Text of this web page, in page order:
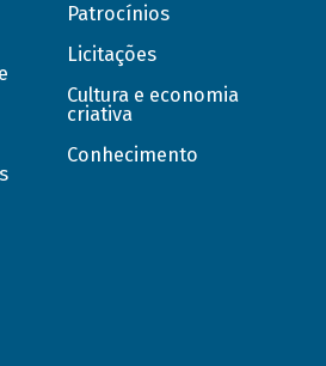
Patrocínios
Licitações
Cultura e economia
criativa
Conhecimento